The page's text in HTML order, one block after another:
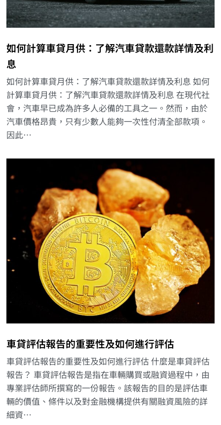
如何計算車貸月供：了解汽車貸款還款詳情及利
息
如何計算車貸月供：了解汽車貸款還款詳情及利息 如何
計算車貸月供：了解汽車貸款還款詳情及利息 在現代社
會，汽車早已成為許多人必備的工具之一。然而，由於
汽車價格昂貴，只有少數人能夠一次性付清全部款項。
因此…
車貸評估報告的重要性及如何進行評估
車貸評估報告的重要性及如何進行評估 什麼是車貸評估
報告？ 車貸評估報告是指在車輛購買或融資過程中，由
專業評估師所撰寫的一份報告。該報告的目的是評估車
輛的價值、條件以及對金融機構提供有關融資風險的詳
細資…